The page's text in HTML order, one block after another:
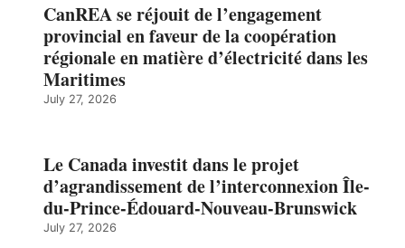
CanREA se réjouit de l’engagement
provincial en faveur de la coopération
régionale en matière d’électricité dans les
Maritimes
July 27, 2026
Le Canada investit dans le projet
d’agrandissement de l’interconnexion Île-
du-Prince-Édouard-Nouveau-Brunswick
July 27, 2026